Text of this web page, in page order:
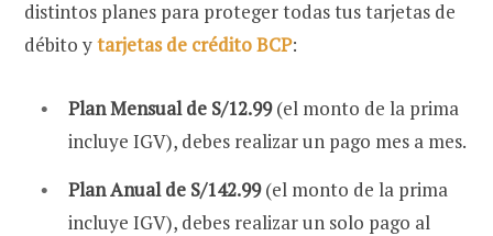
distintos planes para proteger todas tus tarjetas de
débito ytarjetas de crédito BCP:
Plan Mensual de S/12.99(el monto de la prima
incluye IGV), debes realizar un pago mes a mes.
Plan Anual de S/142.99(el monto de la prima
incluye IGV), debes realizar un solo pago al